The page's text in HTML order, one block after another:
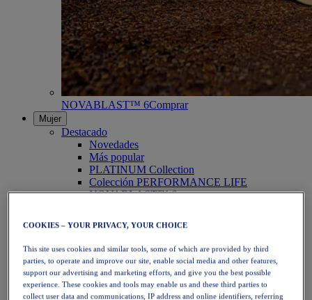
NOVABLAST™ 6Comprar
Mujer
Destacado
Novedades
Más popular
PLATINUM Collection
Colección PERFORMANCE LIFE
NOVABLAST™ 6
Running
Trail Running
Tenis
Voleibol
Balonmano
Pádel
Netball
COOKIES – YOUR PRIVACY, YOUR CHOICE
This site uses cookies and similar tools, some of which are provided by third
parties, to operate and improve our site, enable social media and other features,
support our advertising and marketing efforts, and give you the best possible
experience. These cookies and tools may enable us and these third parties to
collect user data and communications, IP address and online identifiers, referring